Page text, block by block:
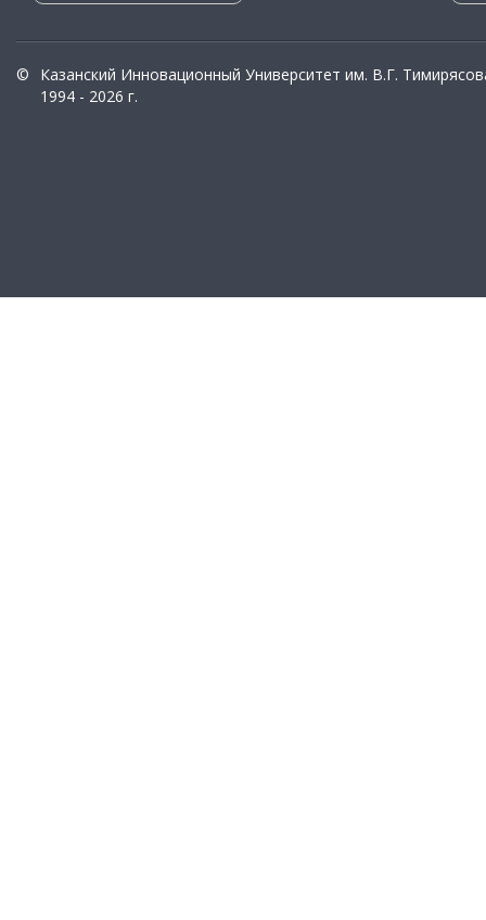
©
Казанский Инновационный Университет им. В.Г.
1994 - 2026 г.